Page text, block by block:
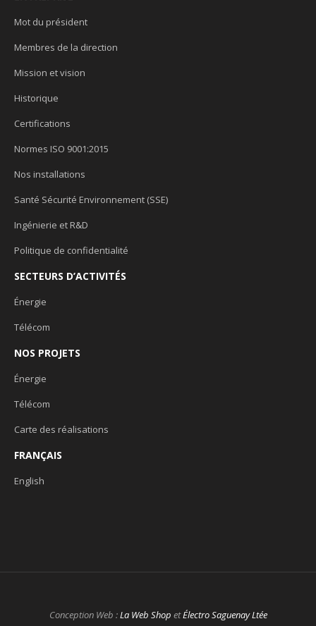
Mot du président
Membres de la direction
Mission et vision
Historique
Certifications
Normes ISO 9001:2015
Nos installations
Santé Sécurité Environnement (SSE)
Ingénierie et R&D
Politique de confidentialité
SECTEURS D’ACTIVITÉS
Énergie
Télécom
NOS PROJETS
Énergie
Télécom
Carte des réalisations
FRANÇAIS
English
Conception Web :La Web Shop etÉlectro Saguenay Ltée